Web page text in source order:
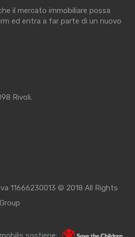
il mercato immobiliare possa
ed entra a far parte di un nuovo
Rivoli.
11666230013 © 2018 All Rights